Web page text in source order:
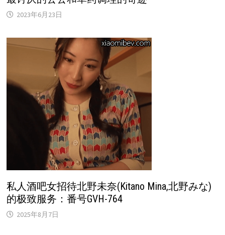
2023年6月23日
私人酒吧女招待北野未奈(Kitano Mina,北野みな)
的极致服务：番号GVH-764
2025年8月7日